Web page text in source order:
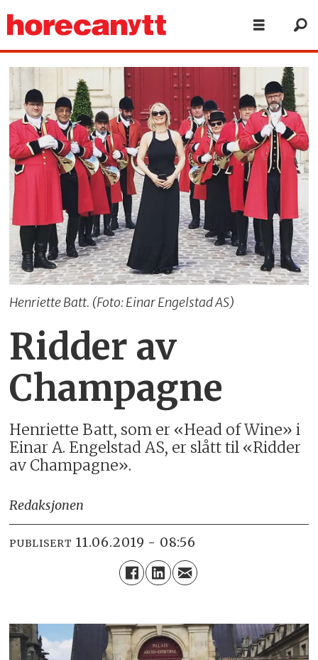
Henriette Batt. (Foto: Einar Engelstad AS)
Ridder av
Champagne
Henriette Batt, som er «Head of Wine» i
Einar A. Engelstad AS, er slått til «Ridder
av Champagne».
Redaksjonen
PUBLISERT 11.06.2019 - 08:56